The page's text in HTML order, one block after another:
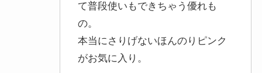
て普段使いもできちゃう優れも
の。
本当にさりげないほんのりピンク
がお気に入り。